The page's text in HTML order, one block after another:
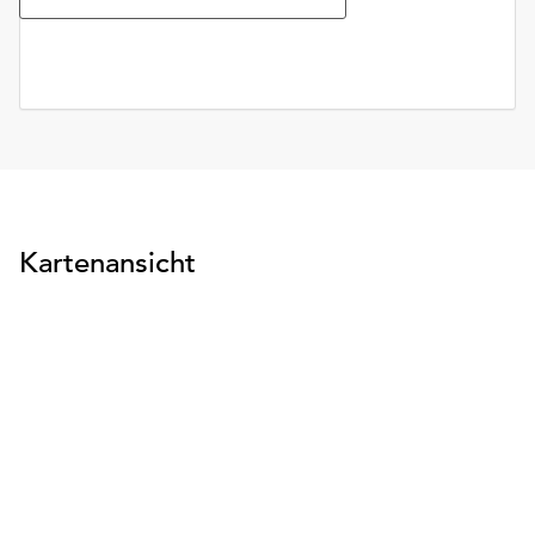
Kartenansicht